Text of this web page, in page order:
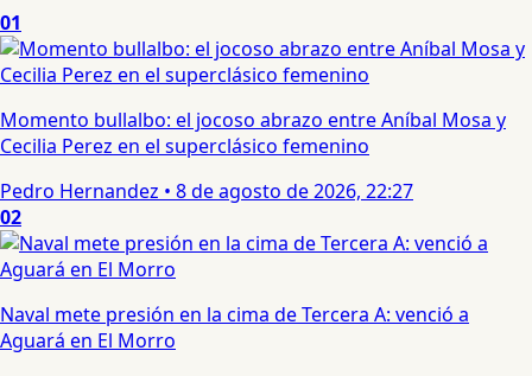
01
Momento bullalbo: el jocoso abrazo entre Aníbal Mosa y
Cecilia Perez en el superclásico femenino
Pedro Hernandez • 8 de agosto de 2026, 22:27
02
Naval mete presión en la cima de Tercera A: venció a
Aguará en El Morro